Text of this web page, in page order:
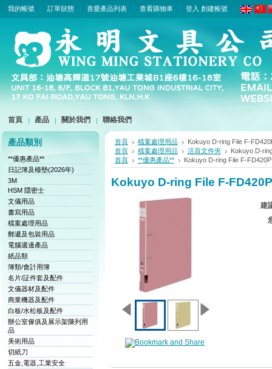
我的帳號 訂單狀態 喜愛產品列表 查看購物車 登入 創建帳號
首頁 產品 關於我們 聯絡我們
產品類別
**優惠產品**
日記簿及檯墊(2026年)
3M
HSM 隱密士
文儀用品
書寫用品
檔案處理用品
郵遞及包裝用品
電腦週邊產品
紙品類
簿類/會計用簿
名片/証件套及配件
文儀器材及配件
商業機器及配件
白板/水松板及配件
辦公室傢俱及展示架陳列用
品
美術用品
切紙刀
五金,電器,工業安全
首頁 檔案處理用品
Kokuyo D-ring File F-
首頁
檔案處理用品 活頁文件夾
Kokuyo D-
首頁
**優惠產品** Kokuyo D-ring File F-
Kokuyo D-ring File F-
建